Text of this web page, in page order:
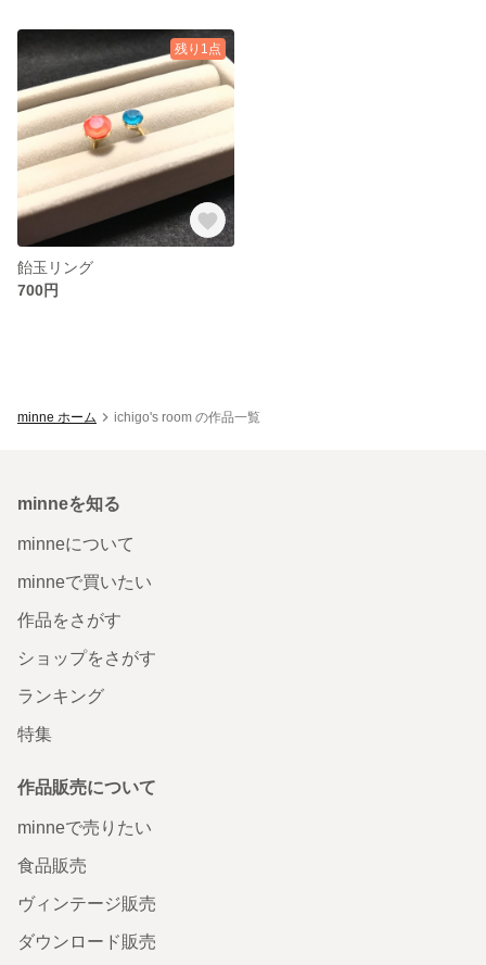
残り1点
飴玉リング
700円
minne ホーム ichigo's room の作品一覧
minneを知る
minneについて
minneで買いたい
作品をさがす
ショップをさがす
ランキング
特集
作品販売について
minneで売りたい
食品販売
ヴィンテージ販売
ダウンロード販売